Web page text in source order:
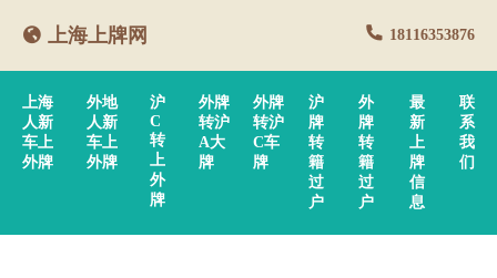
上海上牌网 18116353876
上海
人新
车上
外牌
外地
人新
车上
外牌
沪
C
转
上
外
牌
外牌
转沪
A大
牌
外牌
转沪
C车
牌
沪
牌
转
籍
过
户
外
牌
转
籍
过
户
最
新
上
牌
信
息
联
系
我
们